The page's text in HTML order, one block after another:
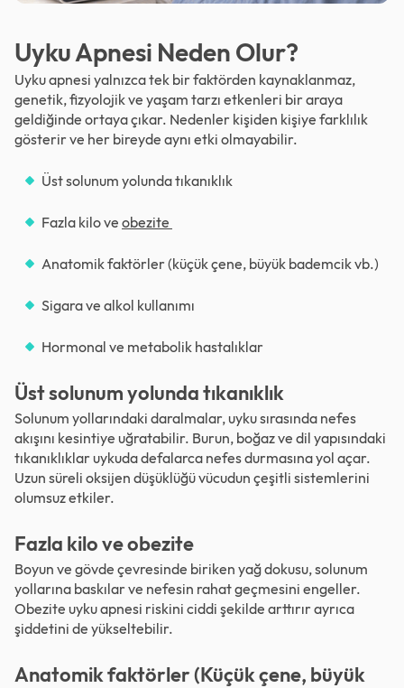
Uyku Apnesi Neden Olur?
Uyku apnesi yalnızca tek bir faktörden kaynaklanmaz,
genetik, fizyolojik ve yaşam tarzı etkenleri bir araya
geldiğinde ortaya çıkar. Nedenler kişiden kişiye farklılık
gösterir ve her bireyde aynı etki olmayabilir.
Üst solunum yolunda tıkanıklık
Fazla kilo ve obezite
Anatomik faktörler (küçük çene, büyük bademcik vb.)
Sigara ve alkol kullanımı
Hormonal ve metabolik hastalıklar
Üst solunum yolunda tıkanıklık
Solunum yollarındaki daralmalar, uyku sırasında nefes
akışını kesintiye uğratabilir. Burun, boğaz ve dil yapısındaki
tıkanıklıklar uykuda defalarca nefes durmasına yol açar.
Uzun süreli oksijen düşüklüğü vücudun çeşitli sistemlerini
olumsuz etkiler.
Fazla kilo ve obezite
Boyun ve gövde çevresinde biriken yağ dokusu, solunum
yollarına baskılar ve nefesin rahat geçmesini engeller.
Obezite uyku apnesi riskini ciddi şekilde arttırır ayrıca
şiddetini de yükseltebilir.
Anatomik faktörler (Küçük çene, büyük